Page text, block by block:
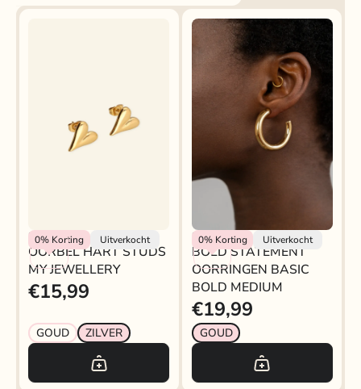
0% Korting Uitverkocht
My Jewellery
OORBEL HART STUDS
MY JEWELLERY
€15,99
GOUD ZILVER
BOLD STATEMENT
OORRINGEN BASIC
BOLD MEDIUM
0%Korting Uitverkocht
My Jewellery
BOLD STATEMENT
OORRINGEN BASIC
BOLD MEDIUM
€19,99
GOUD